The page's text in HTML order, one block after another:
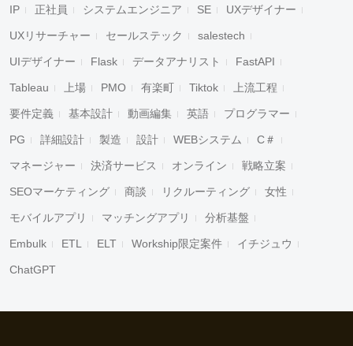
IP 正社員 システムエンジニア SE UXデザイナー
UXリサーチャー セールステック salestech
UIデザイナー Flask データアナリスト FastAPI
Tableau 上場 PMO 有楽町 Tiktok 上流工程
要件定義 基本設計 動画編集 英語 プログラマー
PG 詳細設計 製造 設計 WEBシステム C＃
マネージャー 決済サービス オンライン 戦略立案
SEOマーケティング 商談 リクルーティング 女性
モバイルアプリ マッチングアプリ 分析基盤
Embulk ETL ELT Workship限定案件 イチジュウ
ChatGPT